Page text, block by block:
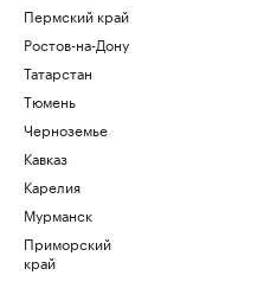
Пермский край
Ростов-на-Дону
Татарстан
Тюмень
Черноземье
Кавказ
Карелия
Мурманск
Приморский
край